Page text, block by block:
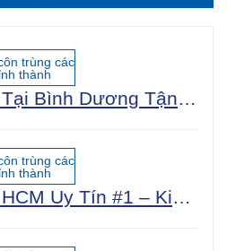
trùng các
thành
Dịch Vụ Diệt Mối Tại Bình Dương Tận Gốc 100% An Toàn Sinh Học | Công Ty Uy Tín Năm 2025
trùng các
thành
Dịch Vụ Diệt Mối HCM Uy Tín #1 – Kiểm Tra Miễn Phí 24/7, Bảo Hành 5 Năm